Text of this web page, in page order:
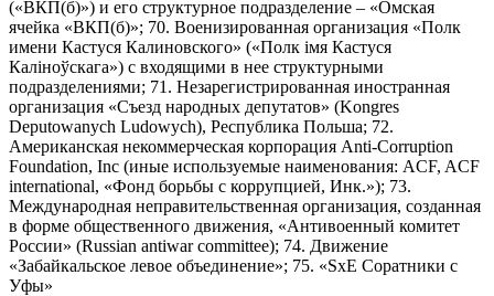
(«ВКП(б)») и его структурное подразделение – «Омская
ячейка «ВКП(б)»; 70. Военизированная организация «Полк
имени Кастуся Калиновского» («Полк iмя Кастуся
Калiноўскага») с входящими в нее структурными
подразделениями; 71. Незарегистрированная иностранная
организация «Съезд народных депутатов» (Kongres
Deputowanych Ludowych), Республика Польша; 72.
Американская некоммерческая корпорация Anti-Corruption
Foundation, Inc (иные используемые наименования: ACF, ACF
international, «Фонд борьбы с коррупцией, Инк.»); 73.
Международная неправительственная организация, созданная
в форме общественного движения, «Антивоенный комитет
России» (Russian antiwar committee); 74. Движение
«Забайкальское левое объединение»; 75. «SxE Соратники с
Уфы»